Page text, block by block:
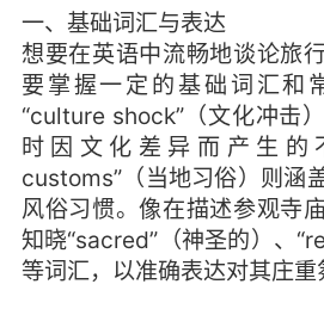
一、基础词汇与表达
想要在英语中流畅地谈论旅
要掌握一定的基础词汇和
“culture shock”（文化冲击
时因文化差异而产生的
customs”（当地习俗）则涵
风俗习惯。像在描述参观寺
知晓“sacred”（神圣的）、
等词汇，以准确表达对其庄重